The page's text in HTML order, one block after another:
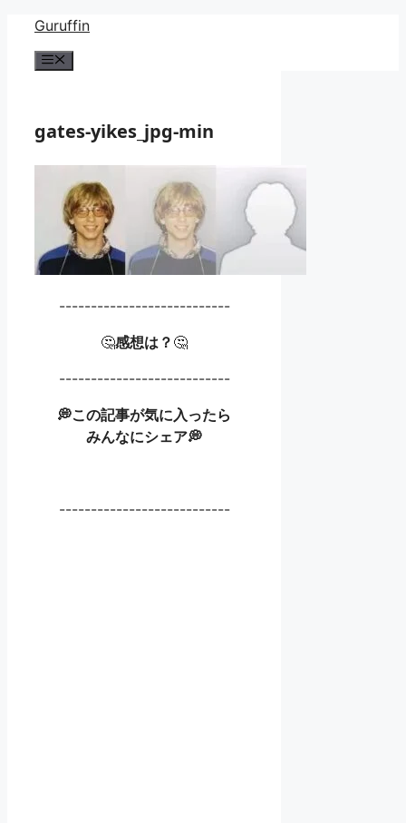
Guruffin
gates-yikes_jpg-min
---------------------------
🤔感想は？ 🤔
---------------------------
💭この記事が気に入ったら
みんなにシェア💭
---------------------------